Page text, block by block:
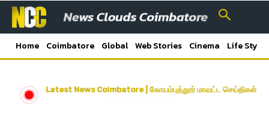
Home Coimbatore Global Web Stories Cinema Life Style
எஸ்.பி வேலுமணியை அருகில் வைத்து கொண்டு செ.ம.வேலுச்சாமி
Latest News Coimbatore | கோயம்புத்தூர் மாவட்ட செய்திகள்